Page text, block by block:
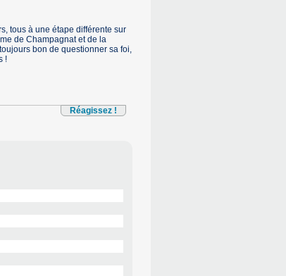
tous à une étape différente sur
de Champagnat et de la
bon de questionner sa foi,
!
Réagissez !